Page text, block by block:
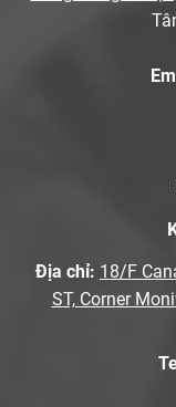
Địa chỉ: 18/F
ST, Corner